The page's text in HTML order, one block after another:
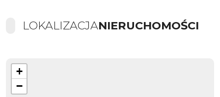
LOKALIZACJANIERUCHOMOŚCI
+
−